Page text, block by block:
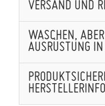
VERSAND UND
WASCHEN,
AUSRÜSTUNG